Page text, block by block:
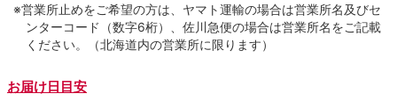
※営業所止めをご希望の方は、ヤマト運輸の場合は営業所名及びセ
ンターコード（数字6桁）、佐川急便の場合は営業所名をご記載
ください。（北海道内の営業所に限ります）
お届け日目安